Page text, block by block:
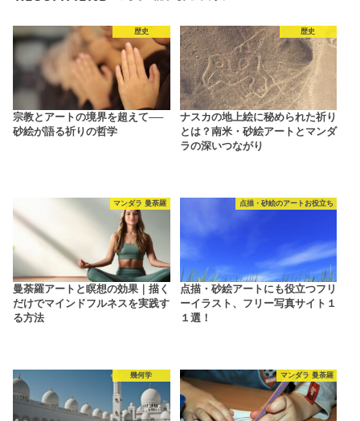
歴史
宗教とアートの境界を超えて──
砂絵が語る祈りの哲学
歴史
ナスカの地上絵に秘められた祈り
とは？南米・砂絵アートとマンダ
ラの深いつながり
マンダラ 曼荼羅
曼荼羅アートと瞑想の効果｜描く
だけでマインドフルネスを実践す
る方法
点描・砂絵のアートお役立ち
点描・砂絵アートにも役立つフリ
ーイラスト、フリー写真サイト１
１選！
幾何学 マンダラ 曼荼羅